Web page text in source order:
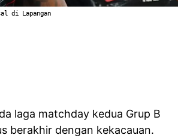
di Lapangan
laga matchday kedua Grup B
berakhir dengan kekacauan.